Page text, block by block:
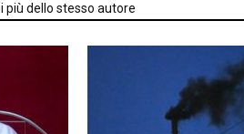
più dello stesso autore